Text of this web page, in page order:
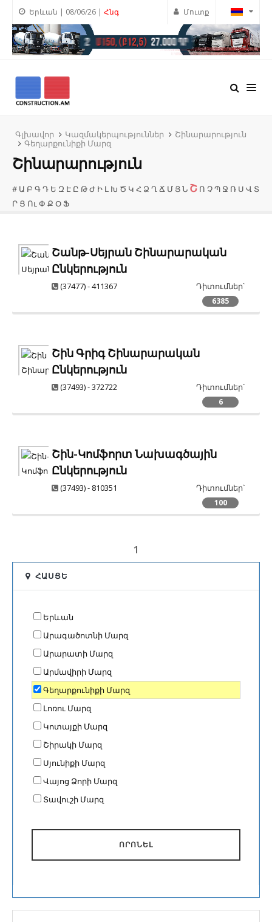
Մուտք
Երևան | 08/06/26 | Հնգ
Գլխավոր Կազմակերպություններ
Շինարարություն
Գեղարքունիքի Մարզ
Շինարարություն
# Ա Բ ԳԴ Ե Զ Է Ը ԹԺ Ի Լ Խ Ծ Կ Հ Ձ Ղ Ճ Մ ՅՆ Շ Ո ՉՊ Ջ Ռ Ս Վ Տ
Ր Ց Ու Փ Ք ՕՖ
Շանթ-Սեյրան Շինարարական
Ընկերություն
Դիտումներ՝
6385
(37477) - 411367
Շին Գրիգ Շինարարական
Ընկերություն
Դիտումներ՝
6
(37493) - 372722
Շին-Կոմֆորտ Նախագծային
Ընկերություն
Դիտումներ՝
100
(37493) - 810351
1
ՀԱՍՑԵ
Երևան
Արագածոտնի Մարզ
Արարատի Մարզ
Արմավիրի Մարզ
Գեղարքունիքի Մարզ
Լոռու Մարզ
Կոտայքի Մարզ
Շիրակի Մարզ
Սյունիքի Մարզ
Վայոց Ձորի Մարզ
Տավուշի Մարզ
ՈՐՈՆԵԼ